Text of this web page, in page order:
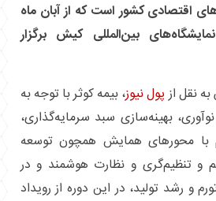
اقتصادی کشور است که از آبان ماه
بین‌المللی کیش برگزار
نقل ازپول نیوز، بیمه کوثر با توجه به
بهینه‌سازی سبد سرمایه‌گذاری،
با محورهای همایش همچون توسعه
و تنظیم‌گری و نظارت هوشمند و در
و رشد تولید، در این دوره از رویداد